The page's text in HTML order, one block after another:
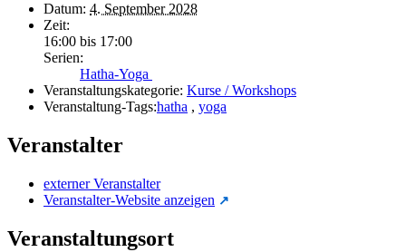
Datum: 4. September 2028
Zeit:
16:00 bis 17:00
Serien:
Hatha-Yoga
Veranstaltungskategorie: Kurse / Workshops
Veranstaltung-Tags:hatha , yoga
Veranstalter
externer Veranstalter
Veranstalter-Website anzeigen
Veranstaltungsort